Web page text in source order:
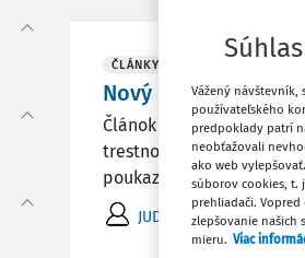
ČLÁNKY
Nový inštitút
Článok sa zameriava na
trestnom práve
poukazuje aj na
JUDr. Peter Šamko
Vážený návštevník,
používateľského
predpoklady patrí
neobťažovali
ako web
súborov cookies, t.
prehliadači.
zlepšovanie našich
mieru. Viac